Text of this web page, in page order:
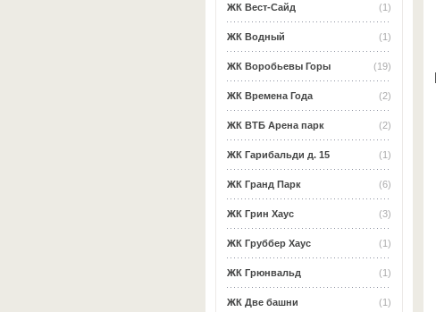
(1)
ЖК Вест-Сайд
(1)
ЖК Водный
(19)
ЖК Воробьевы Горы
(2)
ЖК Времена Года
(2)
ЖК ВТБ Арена парк
(1)
ЖК Гарибальди д. 15
(6)
ЖК Гранд Парк
(3)
ЖК Грин Хаус
(1)
ЖК Груббер Хаус
(1)
ЖК Грюнвальд
(1)
ЖК Две башни